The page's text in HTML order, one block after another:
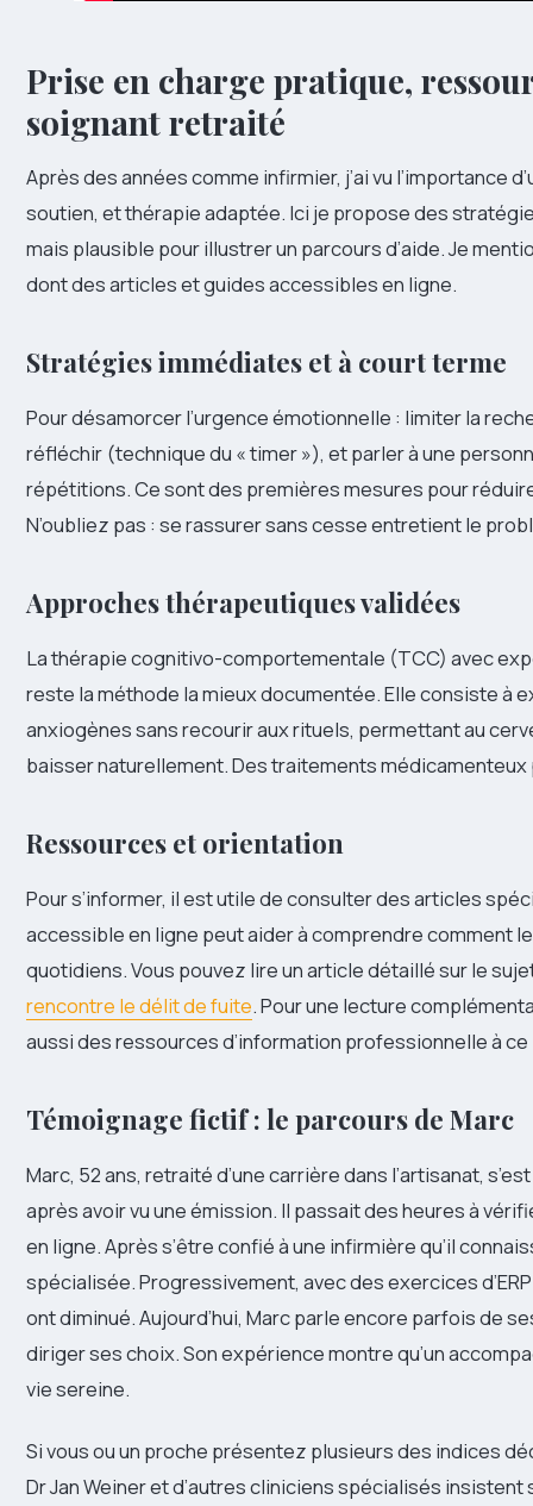
Prise en charge pratique,
soignant retraité
Après des années comme infirmier, j’ai vu l’importance
soutien, et thérapie adaptée. Ici je propose des
mais plausible pour illustrer un parcours d’aide. Je
dont des articles et guides accessibles en ligne.
Stratégies immédiates et à court terme
Pour désamorcer l’urgence émotionnelle : limiter la
réfléchir (technique du « timer »), et parler à une
répétitions. Ce sont des premières mesures pour
N’oubliez pas : se rassurer sans cesse entretient le
Approches thérapeutiques validées
La thérapie cognitivo-comportementale (TCC) avec
reste la méthode la mieux documentée. Elle consiste à
anxiogènes sans recourir aux rituels, permettant au
baisser naturellement. Des traitements
Ressources et orientation
Pour s’informer, il est utile de consulter des articles
accessible en ligne peut aider à comprendre comment
quotidiens. Vous pouvez lire un article détaillé sur le
rencontre le délit de fuite. Pour une lecture
aussi des ressources d’information professionnelle à
Témoignage fictif : le parcours de Marc
Marc, 52 ans, retraité d’une carrière dans l’artisanat,
après avoir vu une émission. Il passait des heures à
en ligne. Après s’être confié à une infirmière qu’il
spécialisée. Progressivement, avec des exercices
ont diminué. Aujourd’hui, Marc parle encore parfois de
diriger ses choix. Son expérience montre qu’un
vie sereine.
Si vous ou un proche présentez plusieurs des indices
Dr Jan Weiner et d’autres cliniciens spécialisés insistent